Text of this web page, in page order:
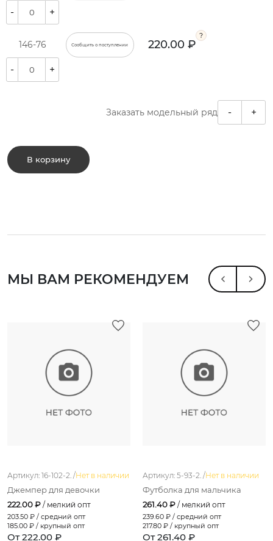
- +
146-76 Сообщить о поступлении 220.00 ₽
- +
Заказать модельный ряд - +
В корзину
МЫ ВАМ РЕКОМЕНДУЕМ
Артикул: 16-102-2. /Нет в наличии
Джемпер для девочки
222.00 ₽ / мелкий опт
203.50 ₽ / средний опт
185.00 ₽ / крупный опт
От 222.00 ₽
Артикул: 5-93-2. /Нет в наличии
Футболка для мальчика
261.40 ₽ / мелкий опт
239.60 ₽ / средний опт
217.80 ₽ / крупный опт
От 261.40 ₽